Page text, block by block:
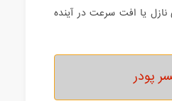
نازل یا افت سرعت در آینده
پودر